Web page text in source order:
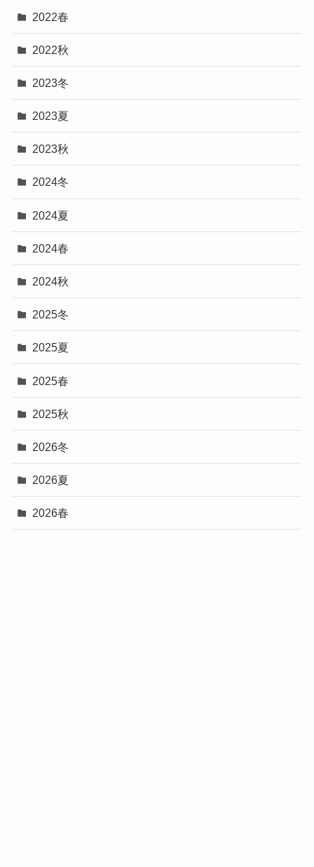
2022春
2022秋
2023冬
2023夏
2023秋
2024冬
2024夏
2024春
2024秋
2025冬
2025夏
2025春
2025秋
2026冬
2026夏
2026春